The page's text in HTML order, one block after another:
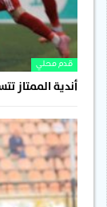
قدم محلي
أندية الممتاز